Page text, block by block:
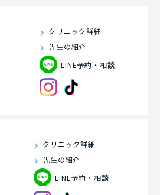
クリニック詳細
先生の紹介
LINE予約・相談
クリニック詳細
先生の紹介
LINE予約・相談